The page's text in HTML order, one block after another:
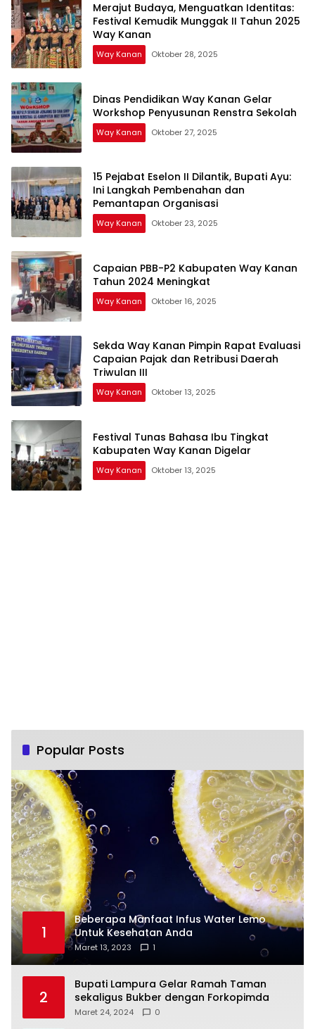
Merajut Budaya, Menguatkan Identitas:
Festival Kemudik Munggak II Tahun 2025
Way Kanan
Way Kanan Oktober 28, 2025
Dinas Pendidikan Way Kanan Gelar
Workshop Penyusunan Renstra Sekolah
Way Kanan Oktober 27, 2025
15 Pejabat Eselon II Dilantik, Bupati Ayu:
Ini Langkah Pembenahan dan
Pemantapan Organisasi
Way Kanan Oktober 23, 2025
Capaian PBB-P2 Kabupaten Way Kanan
Tahun 2024 Meningkat
Way Kanan Oktober 16, 2025
Sekda Way Kanan Pimpin Rapat Evaluasi
Capaian Pajak dan Retribusi Daerah
Triwulan III
Way Kanan Oktober 13, 2025
Festival Tunas Bahasa Ibu Tingkat
Kabupaten Way Kanan Digelar
Way Kanan Oktober 13, 2025
Popular Posts
1
Beberapa Manfaat Infus Water Lemo
Untuk Kesehatan Anda
Maret 13, 2023 1
2
Bupati Lampura Gelar Ramah Taman
sekaligus Bukber dengan Forkopimda
Maret 24, 2024 0